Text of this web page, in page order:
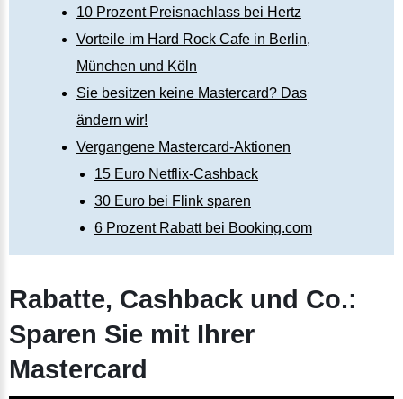
10 Prozent Preisnachlass bei Hertz
Vorteile im Hard Rock Cafe in Berlin,
München und Köln
Sie besitzen keine Mastercard? Das
ändern wir!
Vergangene Mastercard-Aktionen
15 Euro Netflix-Cashback
30 Euro bei Flink sparen
6 Prozent Rabatt bei Booking.com
Rabatte, Cashback und Co.:
Sparen Sie mit Ihrer
Mastercard